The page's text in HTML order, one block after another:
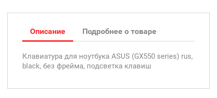
Описание Подробнее о товаре
Клавиатура для ноутбука ASUS (GX550 series) rus,
black, без фрейма, подсветка клавиш